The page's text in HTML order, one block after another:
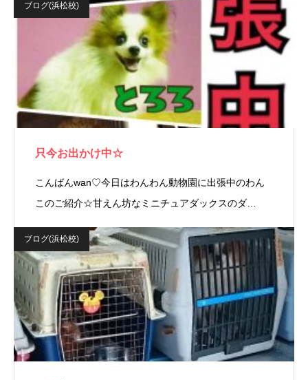
ブログ(浜松校)
只今お出かけ中☆
こんばんwan♡今日はわんわん動物園に出張中のわん
このご紹介☆甘えん坊なミニチュアダックスのダ…
ブログ(浜松校)